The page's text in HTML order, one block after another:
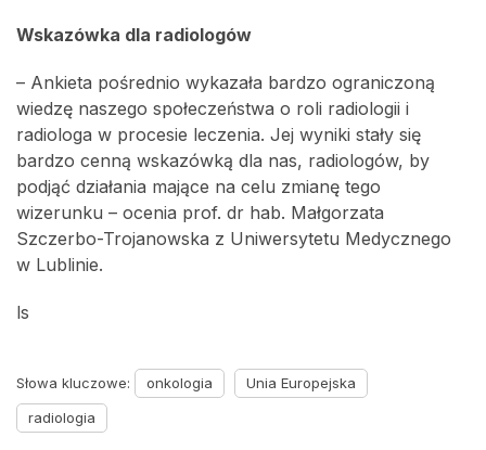
Wskazówka dla radiologów
– Ankieta pośrednio wykazała bardzo ograniczoną
wiedzę naszego społeczeństwa o roli radiologii i
radiologa w procesie leczenia. Jej wyniki stały się
bardzo cenną wskazówką dla nas, radiologów, by
podjąć działania mające na celu zmianę tego
wizerunku – ocenia prof. dr hab. Małgorzata
Szczerbo-Trojanowska z Uniwersytetu Medycznego
w Lublinie.
ls
Słowa kluczowe: onkologia
Unia Europejska
radiologia